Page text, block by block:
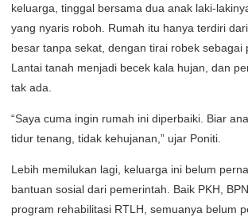
keluarga, tinggal bersama dua anak laki-
yang nyaris roboh. Rumah itu hanya terdiri
besar tanpa sekat, dengan tirai robek sebagai
Lantai tanah menjadi becek kala hujan, dan
tak ada.
“Saya cuma ingin rumah ini diperbaiki. Biar
tidur tenang, tidak kehujanan,” ujar Poniti.
Lebih memilukan lagi, keluarga ini belum
bantuan sosial dari pemerintah. Baik PKH,
program rehabilitasi RTLH, semuanya belum